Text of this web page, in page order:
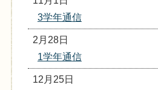
3学年通信
2月28日
1学年通信
12月25日